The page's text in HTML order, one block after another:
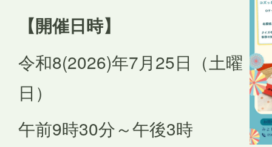
【開催日時】
令和8(2026)年7月25日（土曜
日）
午前9時30分～午後3時